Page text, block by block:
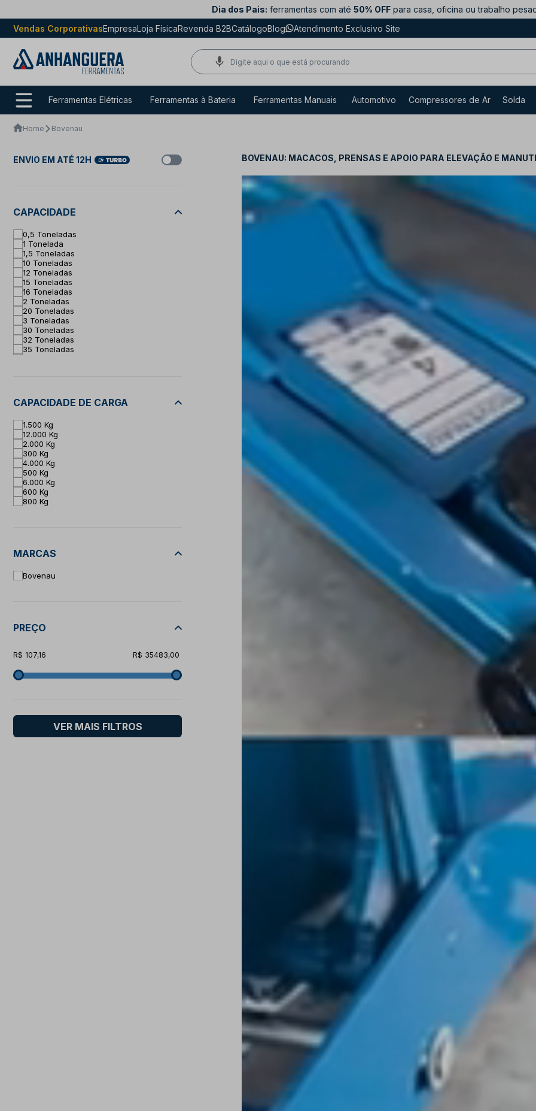
Dia dos Pais: ferramentas com até 50% OFF para casa, oficina ou trabalho
Vendas CorporativasEmpresaLoja FísicaRevenda B2BCatálogoBlog Atendimento Exclusivo Site
Ferramentas Elétricas Ferramentas à Bateria Ferramentas Manuais Automotivo Compressores de Ar Solda
Home Bovenau
CAPACIDADE
0,5 Toneladas
1 Tonelada
1,5 Toneladas
10 Toneladas
12 Toneladas
15 Toneladas
16 Toneladas
2 Toneladas
20 Toneladas
3 Toneladas
30 Toneladas
32 Toneladas
35 Toneladas
7 Toneladas
CAPACIDADE DE CARGA
1.500 Kg
12.000 Kg
2.000 Kg
300 Kg
4.000 Kg
500 Kg
6.000 Kg
600 Kg
800 Kg
ENVIO EM ATÉ 12H
MARCAS
Bovenau
PREÇO
107,16 35483,00
VER MAIS FILTROS
BOVENAU: MACACOS, PRENSAS E APOIO PARA ELEVAÇÃO E